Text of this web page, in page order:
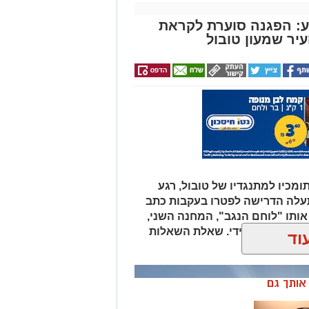
הפגנה סוערת לקראת
שמעון טובול
למתנגדיו של טובול, רגע
הדרישה לפטרו בעקבות כתב
"לוחם הנגב", המחנה השני,
סילוקו המיידי. שאלת השאלות
אותך גם